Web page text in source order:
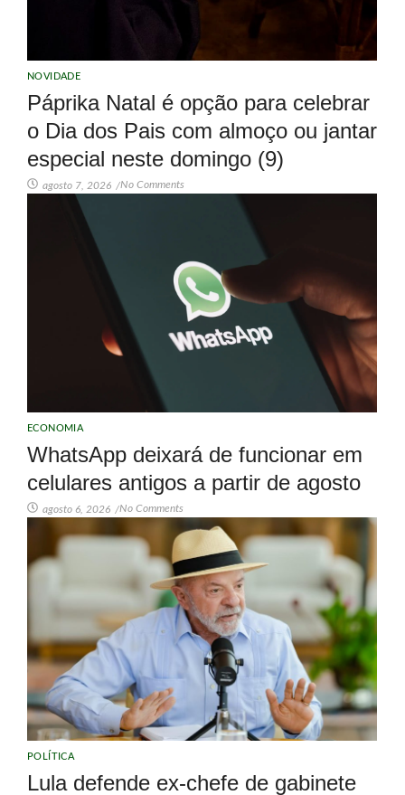
NOVIDADE
Páprika Natal é opção para celebrar
o Dia dos Pais com almoço ou jantar
especial neste domingo (9)
agosto 7, 2026 /No Comments
ECONOMIA
WhatsApp deixará de funcionar em
celulares antigos a partir de agosto
agosto 6, 2026 /No Comments
POLÍTICA
Lula defende ex-chefe de gabinete